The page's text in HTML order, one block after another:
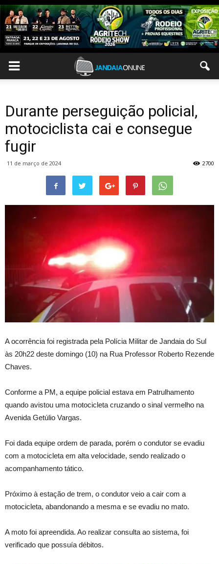
Durante perseguição policial,
motociclista cai e consegue
fugir
11 de março de 2024 2700
A ocorrência foi registrada pela Polícia Militar de Jandaia do Sul
às 20h22 deste domingo (10) na Rua Professor Roberto Rezende
Chaves.
Conforme a PM, a equipe policial estava em Patrulhamento
quando avistou uma motocicleta cruzando o sinal vermelho na
Avenida Getúlio Vargas.
Foi dada equipe ordem de parada, porém o condutor se evadiu
com a motocicleta em alta velocidade, sendo realizado o
acompanhamento tático.
Próximo à estação de trem, o condutor veio a cair com a
motocicleta, abandonando a mesma e se evadiu no mato.
A moto foi apreendida. Ao realizar consulta ao sistema, foi
verificado que possuía débitos.